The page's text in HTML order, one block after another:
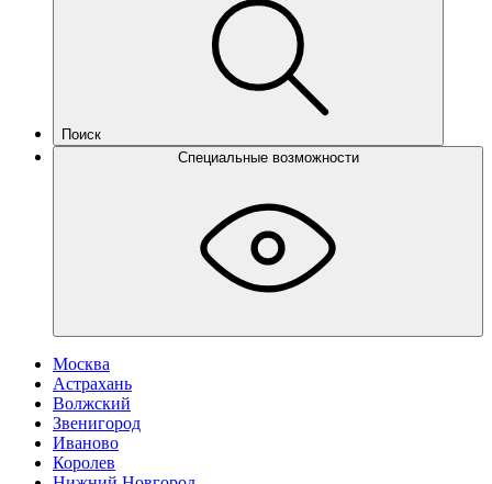
Поиск
Специальные возможности
Москва
Астрахань
Волжский
Звенигород
Иваново
Королев